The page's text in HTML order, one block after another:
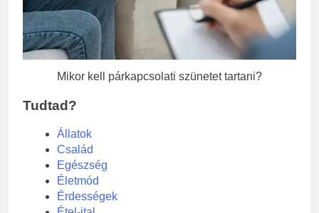
Mikor kell párkapcsolati szünetet tartani?
Tudtad?
Állatok
Család
Egészség
Életmód
Érdességek